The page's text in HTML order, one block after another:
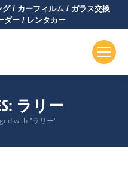
/ カーフィルム / ガラス交換
ダー / レンタカー
ラリー
with "ラリー"